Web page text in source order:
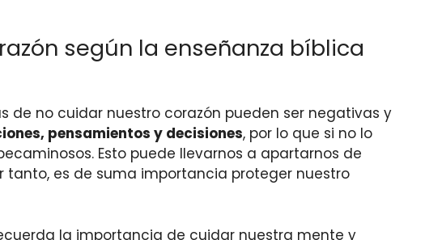
según la enseñanza bíblica
de no cuidar nuestro corazón pueden ser negativas y
pensamientos y decisiones, por lo que si no lo
Esto puede llevarnos a apartarnos de
tanto, es de suma importancia proteger nuestro
la importancia de cuidar nuestra mente y